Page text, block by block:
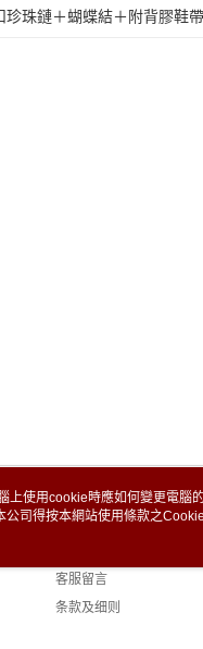
珍珠鏈＋蝴蝶結＋附背膠鞋
客服资讯
客服留言
条款及细则
上使用cookie時應如何變更電腦
司得按本網站使用條款之